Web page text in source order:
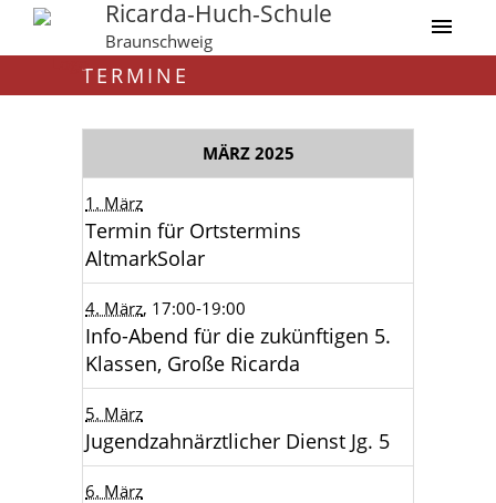
Ricarda-Huch-Schule
Braunschweig
TERMINE
MÄRZ 2025
1. März
Termin für Ortstermins
AltmarkSolar
4. März, 17:00-19:00
Info-Abend für die zukünftigen 5.
Klassen, Große Ricarda
5. März
Jugendzahnärztlicher Dienst Jg. 5
6. März